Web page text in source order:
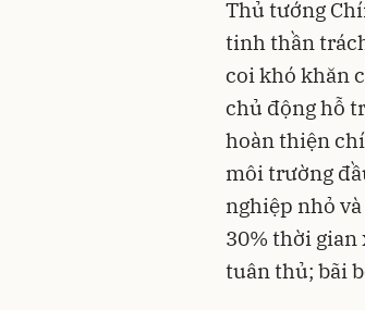
Thủ tướng
tinh thần
coi khó khăn
chủ động hỗ
hoàn thiện
môi trường
nghiệp nhỏ
30% thời
tuân thủ; bãi